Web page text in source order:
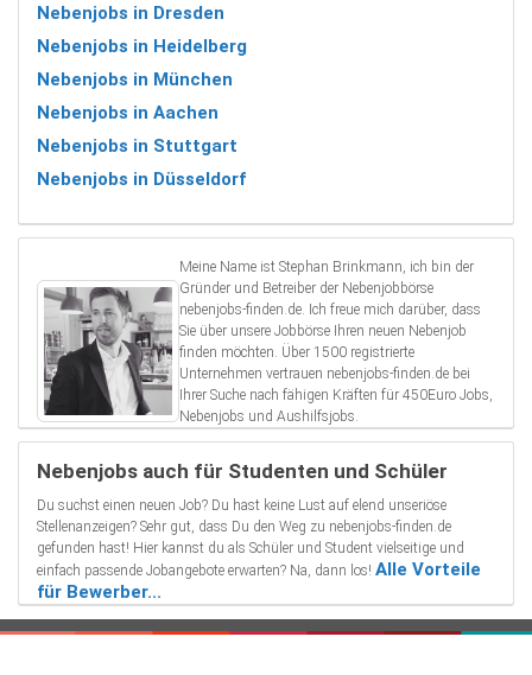
Nebenjobs in Dresden
Nebenjobs in Heidelberg
Nebenjobs in München
Nebenjobs in Aachen
Nebenjobs in Stuttgart
Nebenjobs in Düsseldorf
Meine Name ist Stephan Brinkmann, ich bin der
Gründer und Betreiber der Nebenjobbörse
nebenjobs-finden.de. Ich freue mich darüber, dass
Sie über unsere Jobbörse Ihren neuen Nebenjob
finden möchten. Über 1500 registrierte
Unternehmen vertrauen nebenjobs-finden.de bei
Ihrer Suche nach fähigen Kräften für 450Euro Jobs,
Nebenjobs und Aushilfsjobs.
Nebenjobs auch für Studenten und Schüler
Du suchst einen neuen Job? Du hast keine Lust auf elend unseriöse
Stellenanzeigen? Sehr gut, dass Du den Weg zu nebenjobs-finden.de
gefunden hast! Hier kannst du als Schüler und Student vielseitige und
einfach passende Jobangebote erwarten? Na, dann los! Alle Vorteile
für Bewerber...